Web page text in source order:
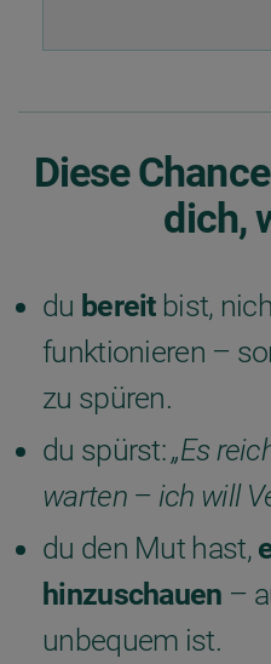
Diese
dich,
du bereitbist,
funktionieren –
zu spüren.
du spürst:„Es
warten – ich will
du den Mut hast,
hinzuschauen –
unbequem ist.